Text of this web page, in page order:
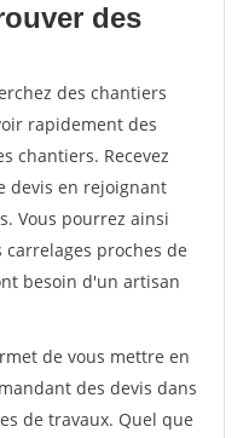
des
des chantiers
rapidement des
chantiers. Recevez
devis en rejoignant
Vous pourrez ainsi
carrelages proches de
besoin d'un artisan
de vous mettre en
des devis dans
de travaux. Quel que